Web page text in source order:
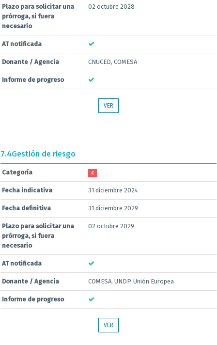
Plazo para solicitar una
prórroga, si fuera
necesario
02 octubre 2028
AT notificada
Donante / Agencia CNUCED, COMESA
Informe de progreso
VER
7.4Gestión de riesgo
Categoría C
Fecha indicativa 31 diciembre 2024
Fecha definitiva 31 diciembre 2029
Plazo para solicitar una
prórroga, si fuera
necesario
02 octubre 2029
AT notificada
Donante / Agencia COMESA, UNDP, Unión Europea
Informe de progreso
VER